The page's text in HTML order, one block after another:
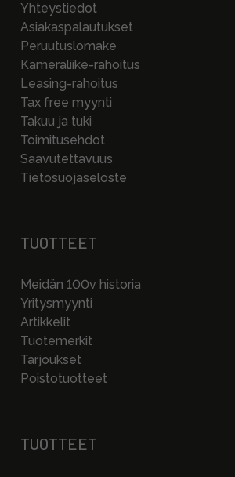
Yhteystiedot
Asiakaspalautukset
Peruutuslomake
Kameraliike-rahoitus
Leasing-rahoitus
Tax free myynti
Takuu ja tuki
Toimitusehdot
Saavutettavuus
Tietosuojaseloste
TUOTTEET
Meidän 100v historia
Yritysmyynti
Artikkelit
Tuotemerkit
Tarjoukset
Poistotuotteet
TUOTTEET